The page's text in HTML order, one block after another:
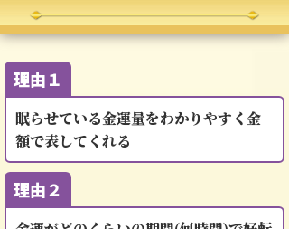
理由１
眠らせている金運量をわかりやすく金
額で表してくれる
理由２